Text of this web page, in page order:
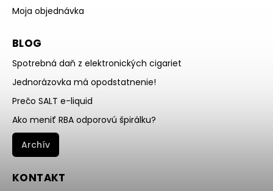
Moja objednávka
BLOG
Spotrebná daň z elektronických cigariet
Jednorázovka má opodstatnenie!
Prečo SALT e-liquid
Ako meniť RBA odporovú špirálku?
Archív
KONTAKT